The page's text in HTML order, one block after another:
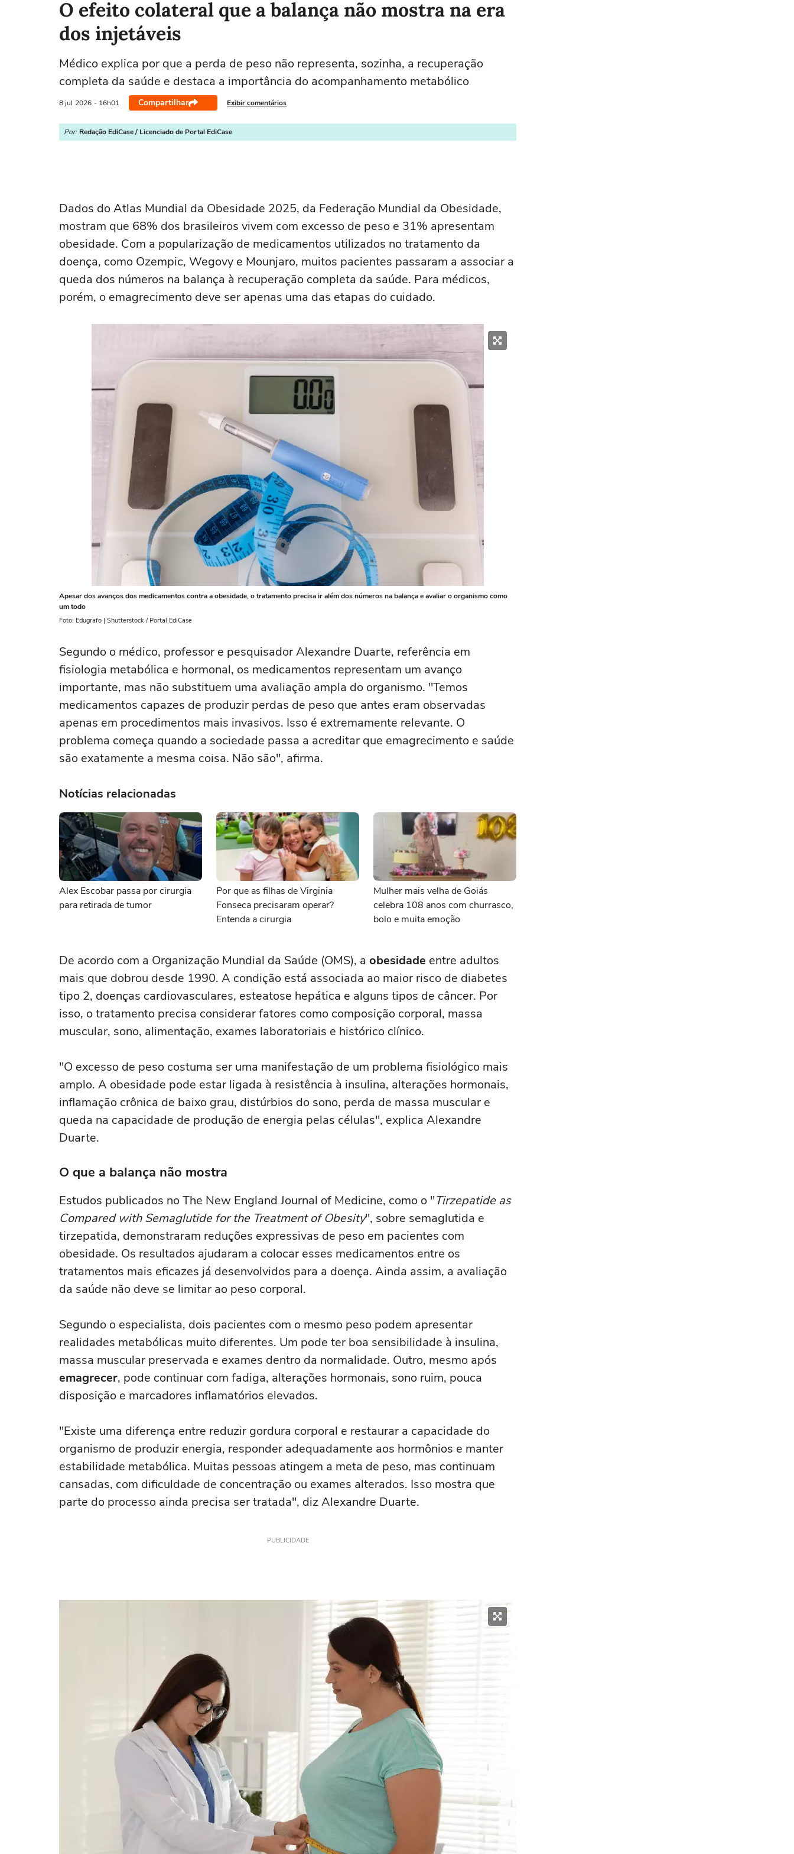
O efeito colateral que a balança não mostra na era
dos injetáveis
Médico explica por que a perda de peso não representa, sozinha, a recuperação
completa da saúde e destaca a importância do acompanhamento metabólico
8 jul 2026 - 16h01 Compartilhar Exibir comentários
Por: Redação EdiCase / Licenciado de Portal EdiCase
Dados do Atlas Mundial da Obesidade 2025, da Federação Mundial da Obesidade,
mostram que 68% dos brasileiros vivem com excesso de peso e 31% apresentam
obesidade. Com a popularização de medicamentos utilizados no tratamento da
doença, como Ozempic, Wegovy e Mounjaro, muitos pacientes passaram a associar a
queda dos números na balança à recuperação completa da saúde. Para médicos,
porém, o emagrecimento deve ser apenas uma das etapas do cuidado.
Apesar dos avanços dos medicamentos contra a obesidade, o tratamento precisa ir além dos números na balança e avaliar o organismo como
um todo
Foto: Edugrafo | Shutterstock / Portal EdiCase
Segundo o médico, professor e pesquisador Alexandre Duarte, referência em
fisiologia metabólica e hormonal, os medicamentos representam um avanço
importante, mas não substituem uma avaliação ampla do organismo. "Temos
medicamentos capazes de produzir perdas de peso que antes eram observadas
apenas em procedimentos mais invasivos. Isso é extremamente relevante. O
problema começa quando a sociedade passa a acreditar que emagrecimento e saúde
são exatamente a mesma coisa. Não são", afirma.
Notícias relacionadas
Alex Escobar passa por cirurgia
para retirada de tumor
Por que as filhas de Virginia
Fonseca precisaram operar?
Entenda a cirurgia
Mulher mais velha de Goiás
celebra 108 anos com churrasco,
bolo e muita emoção
De acordo com a Organização Mundial da Saúde (OMS), a obesidade entre adultos
mais que dobrou desde 1990. A condição está associada ao maior risco de diabetes
tipo 2, doenças cardiovasculares, esteatose hepática e alguns tipos de câncer. Por
isso, o tratamento precisa considerar fatores como composição corporal, massa
muscular, sono, alimentação, exames laboratoriais e histórico clínico.
"O excesso de peso costuma ser uma manifestação de um problema fisiológico mais
amplo. A obesidade pode estar ligada à resistência à insulina, alterações hormonais,
inflamação crônica de baixo grau, distúrbios do sono, perda de massa muscular e
queda na capacidade de produção de energia pelas células", explica Alexandre
Duarte.
O que a balança não mostra
Estudos publicados noThe New England Journal of Medicine, como o "Tirzepatide as
Compared with Semaglutide for the Treatment of Obesity", sobre semaglutida e
tirzepatida, demonstraram reduções expressivas de peso em pacientes com
obesidade. Os resultados ajudaram a colocar esses medicamentos entre os
tratamentos mais eficazes já desenvolvidos para a doença. Ainda assim, a avaliação
da saúde não deve se limitar ao peso corporal.
Segundo o especialista, dois pacientes com o mesmo peso podem apresentar
realidades metabólicas muito diferentes. Um pode ter boa sensibilidade à insulina,
massa muscular preservada e exames dentro da normalidade. Outro, mesmo após
emagrecer, pode continuar com fadiga, alterações hormonais, sono ruim, pouca
disposição e marcadores inflamatórios elevados.
"Existe uma diferença entre reduzir gordura corporal e restaurar a capacidade do
organismo de produzir energia, responder adequadamente aos hormônios e manter
estabilidade metabólica. Muitas pessoas atingem a meta de peso, mas continuam
cansadas, com dificuldade de concentração ou exames alterados. Isso mostra que
parte do processo ainda precisa ser tratada", diz Alexandre Duarte.
PUBLICIDADE